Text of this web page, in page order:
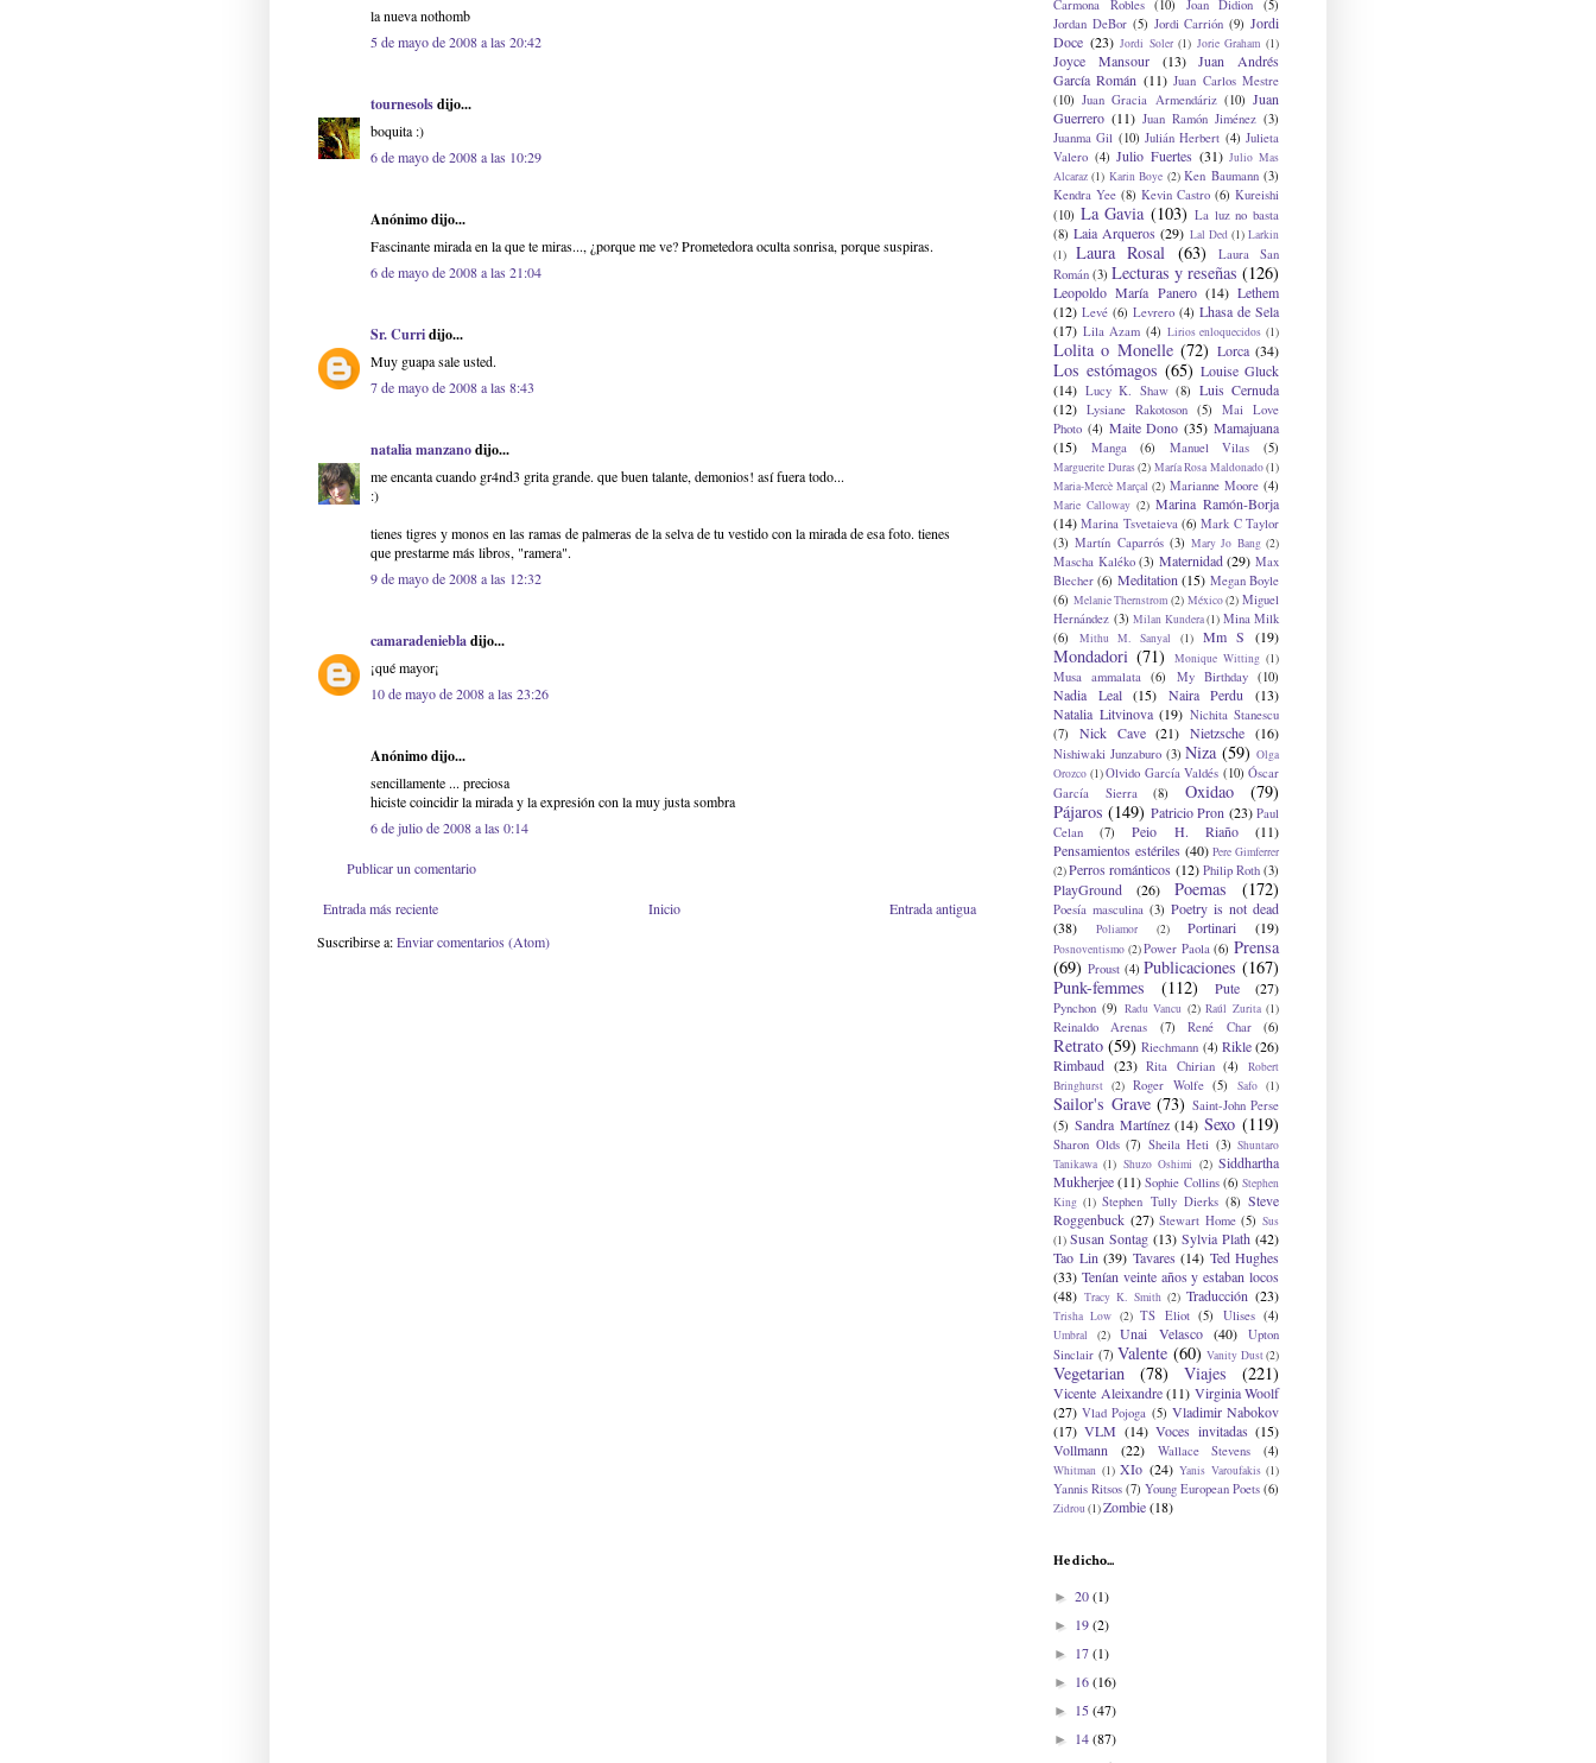
la nueva nothomb
5 de mayo de 2008 a las 20:42
tournesolsdijo...
boquita :)
6 de mayo de 2008 a las 10:29
Anónimo dijo...
Fascinante mirada en la que te miras..., ¿porque me ve? Prometedora oculta sonrisa, porque suspiras.
6 de mayo de 2008 a las 21:04
Sr. Curridijo...
Muy guapa sale usted.
7 de mayo de 2008 a las 8:43
natalia manzanodijo...
me encanta cuando gr4nd3 grita grande. que buen talante, demonios! así fuera todo...
:)
tienes tigres y monos en las ramas de palmeras de la selva de tu vestido con la mirada de esa foto. tienes
que prestarme más libros, "ramera".
9 de mayo de 2008 a las 12:32
camaradeniebladijo...
¡qué mayor¡
10 de mayo de 2008 a las 23:26
Anónimo dijo...
sencillamente ... preciosa
hiciste coincidir la mirada y la expresión con la muy justa sombra
6 de julio de 2008 a las 0:14
Publicar un comentario
Entrada más reciente Entrada antigua
Inicio
Suscribirse a:Enviar comentarios (Atom)
Carmona Robles
(10) Joan Didion
(5)
Jordan DeBor (5) Jordi Carrión (9) Jordi
Doce (23) Jordi Soler (1) Jorie Graham (1)
Joyce Mansour (13)
Juan Andrés
García Román (11) Juan Carlos Mestre
(10) Juan Gracia Armendáriz (10) Juan
Guerrero (11) Juan Ramón Jiménez (3)
Juanma Gil (10) Julián Herbert (4) Julieta
Valero (4) Julio Fuertes (31) Julio Mas
Alcaraz (1) Karin Boye (2) Ken Baumann (3)
Kendra Yee (8) Kevin Castro (6) Kureishi
(10) La Gavia (103) La luz no basta
(8) Laia Arqueros (29) Lal Ded (1) Larkin
(1)
Laura Rosal (63)
Laura San
Román (3) Lecturas y reseñas (126)
Leopoldo María Panero (14) Lethem
(12) Levé (6) Levrero (4) Lhasa de Sela
(17) Lila Azam (4) Lirios enloquecidos (1)
Lolita o Monelle (72) Lorca (34)
Los estómagos (65) Louise Gluck
(14) Lucy K. Shaw (8) Luis Cernuda
(12) Lysiane Rakotoson (5)
Mai Love
Photo (4) Maite Dono (35) Mamajuana
(15)
Manga (6) Manuel Vilas (5)
Marguerite Duras(2) María Rosa Maldonado(1)
Maria-Mercè Marçal (2) Marianne Moore (4)
Marie Calloway (2) Marina Ramón-Borja
(14) Marina Tsvetaieva (6) Mark C Taylor
(3) Martín Caparrós (3) Mary Jo Bang (2)
Mascha Kaléko (3) Maternidad (29) Max
Blecher (6) Meditation (15) Megan Boyle
(6) Melanie Thernstrom (2) México (2) Miguel
Hernández (3) Milan Kundera(1) Mina Milk
(6)
Mithu M. Sanyal (1) Mm S (19)
Mondadori (71) Monique Witting (1)
Musa ammalata (6) My Birthday (10)
Nadia Leal (15) Naira Perdu
(13)
Natalia Litvinova (19) Nichita Stanescu
(7)
Nick Cave (21) Nietzsche (16)
Nishiwaki Junzaburo (3) Niza (59) Olga
Orozco (1)Olvido García Valdés (10) Óscar
García Sierra
(8) Oxidao
(79)
Pájaros (149) Patricio Pron (23) Paul
Celan
(7) Peio H. Riaño
(11)
Pensamientos estériles (40) Pere Gimferrer
(2)Perros románticos (12) Philip Roth (3)
PlayGround (26) Poemas (172)
Poesía masculina (3) Poetry is not dead
(38)
Poliamor (2) Portinari (19)
Posnoventismo (2) Power Paola (6) Prensa
(69) Proust (4) Publicaciones (167)
Punk-femmes
(112) Pute (27)
Pynchon (9) Radu Vancu (2) Raúl Zurita (1)
Reinaldo Arenas (7) René Char (6)
Retrato (59) Riechmann (4) Rikle (26)
Rimbaud (23) Rita Chirian (4)
Robert
Bringhurst (2) Roger Wolfe (5) Safo (1)
Sailor's Grave (73) Saint-John Perse
(5) Sandra Martínez (14) Sexo (119)
Sharon Olds (7) Sheila Heti (3) Shuntaro
Tanikawa (1) Shuzo Oshimi (2) Siddhartha
Mukherjee (11) Sophie Collins (6) Stephen
King (1) Stephen Tully Dierks (8) Steve
Roggenbuck (27) Stewart Home (5) Sus
(1) Susan Sontag (13) Sylvia Plath (42)
Tao Lin (39) Tavares (14) Ted Hughes
(33) Tenían veinte años y estaban locos
(48) Tracy K. Smith (2) Traducción (23)
Trisha Low (2) TS Eliot (5) Ulises (4)
Umbral (2) Unai Velasco (40)
Upton
Sinclair (7) Valente (60) Vanity Dust(2)
Vegetarian (78) Viajes (221)
Vicente Aleixandre (11) Virginia Woolf
(27) Vlad Pojoga (5) Vladimir Nabokov
(17) VLM (14) Voces invitadas (15)
Vollmann
(22) Wallace Stevens (4)
Whitman (1) XIo (24) Yanis Varoufakis (1)
Yannis Ritsos (7) Young European Poets (6)
Zidrou(1)Zombie(18)
He dicho...
► 20(1)
► 19(2)
► 17(1)
► 16(16)
► 15(47)
► 14(87)